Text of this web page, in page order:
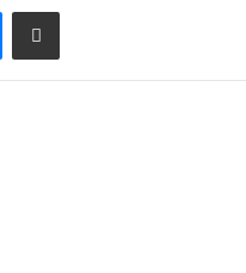
Messenger
Condividi via Email